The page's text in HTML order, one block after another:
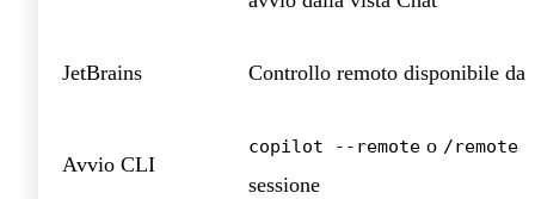
JetBrains Controllo remoto disponibile
Avvio CLI
copilot --remote o /remote
sessione